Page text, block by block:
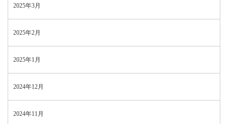
2025年3月
2025年2月
2025年1月
2024年12月
2024年11月